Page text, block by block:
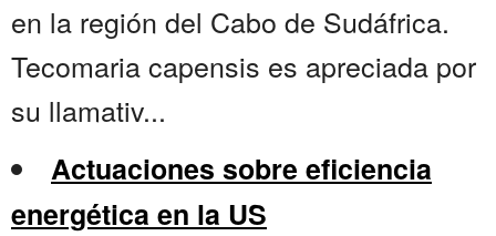
en la región del Cabo de Sudáfrica.
Tecomaria capensis es apreciada por
su llamativ...
Actuaciones sobre eficiencia
energética en la US